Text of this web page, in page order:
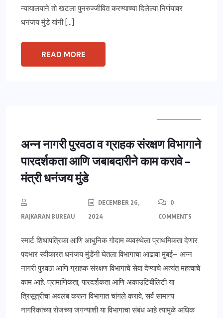
न्यायालयाने तो खटला पुनरुज्जीवित करण्याच्या दिलेल्या निर्णयावर
धनंजय मुंडे यांनी […]
READ MORE
अन्न नागरी पुरवठा व ग्राहक संरक्षण विभागाने
पारदर्शकता आणि जबाबदारीने काम करावे –
मंत्री धनंजय मुंडे
RAJKARAN BUREAU
DECEMBER 26,
2024
0
COMMENTS
स्मार्ट शिधापत्रिका आणि आधुनिक गोदाम व्यवस्थेला प्राथमिकता देणार
पदभार स्वीकारत धनंजय मुंडेंनी घेतला विभागाचा आढावा मुंबई– अन्न
नागरी पुरवठा आणि ग्राहक संरक्षण विभागाचे सेवा देण्याचे अत्यंत महत्वाचे
काम आहे. प्रामाणिकता, पारदर्शकता आणि अकाउंटिबीलिटी या
त्रिसूत्रीचा अवलंब करून विभागात चांगले करावे, सर्व सामान्य
नागरिकांच्या रोजच्या जगन्याशी या विभागाचा संबंध आहे त्यामुळे अधिक